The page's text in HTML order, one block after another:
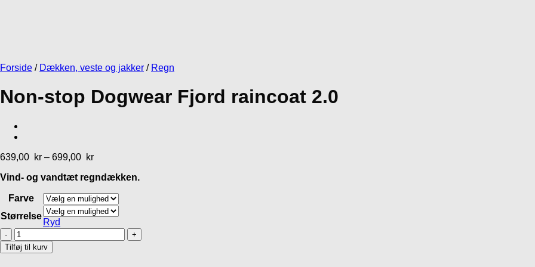
Forside / Dækken, veste og jakker / Regn
Non-stop Dogwear Fjord raincoat 2.0
639,00 kr – 699,00 kr
Vind- og vandtæt regndækken.
Farve
Størrelse
Ryd
Non-
stop
Dogwear
Tilføj til kurv